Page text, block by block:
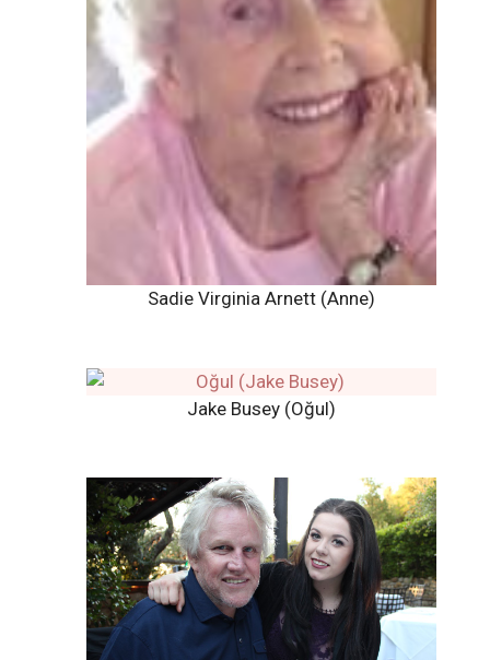
Sadie Virginia Arnett (Anne)
Jake Busey (Oğul)